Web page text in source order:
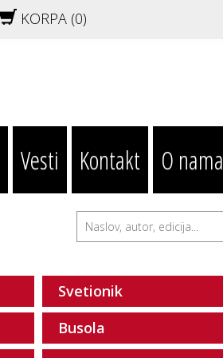
KORPA (0)
Vesti Kontakt O nama
Svetionik
Busola